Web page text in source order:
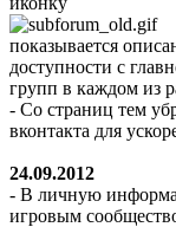
показывается
доступности с
групп в каждом из
- Со страниц тем
вконтакта для
24.09.2012
- В личную
игровым